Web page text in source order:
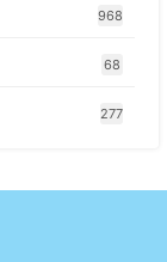
968
68
277